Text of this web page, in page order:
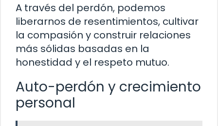
A través del perdón, podemos
liberarnos de resentimientos, cultivar
la compasión y construir relaciones
más sólidas basadas en la
honestidad y el respeto mutuo.
Auto-perdón y crecimiento
personal